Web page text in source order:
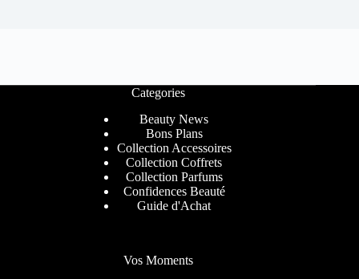
Categories
Beauty News
Bons Plans
Collection Accessoires
Collection Coffrets
Collection Parfums
Confidences Beauté
Guide d'Achat
Vos Moments